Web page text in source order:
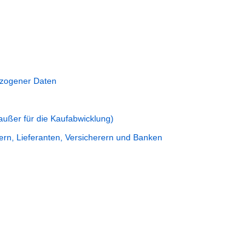
Daten
für die Kaufabwicklung)
Lieferanten, Versicherern und Banken